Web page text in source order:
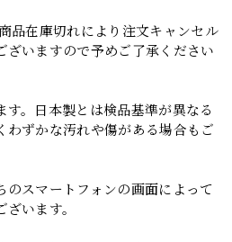
品在庫切れにより注文キャンセル
ざいますので予めご了承ください
す。日本製とは検品基準が異なる
わずかな汚れや傷がある場合もご
のスマートフォンの画面によって
います。